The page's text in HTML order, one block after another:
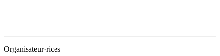
Organisateur·rices